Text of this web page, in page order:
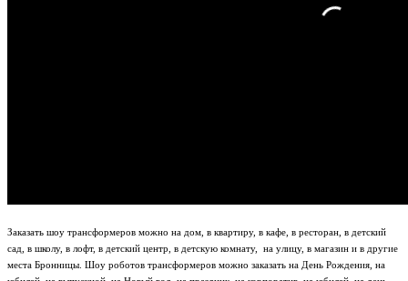
Заказать шоу трансформеров можно на дом, в квартиру, в кафе, в ресторан, в детский
сад, в школу, в лофт, в детский центр, в детскую комнату, на улицу, в магазин и в другие
места Бронницы. Шоу роботов трансформеров можно заказать на День Рождения, на